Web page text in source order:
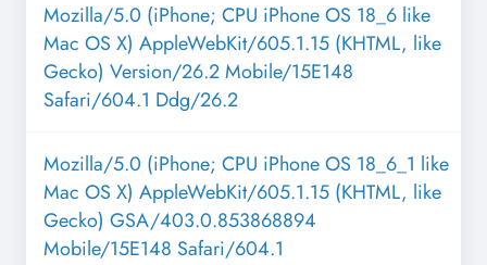
Mozilla/5.0 (iPhone; CPU iPhone OS 18_6 like
Mac OS X) AppleWebKit/605.1.15 (KHTML, like
Gecko) Version/26.2 Mobile/15E148
Safari/604.1 Ddg/26.2
Mozilla/5.0 (iPhone; CPU iPhone OS 18_6_1 like
Mac OS X) AppleWebKit/605.1.15 (KHTML, like
Gecko) GSA/403.0.853868894
Mobile/15E148 Safari/604.1